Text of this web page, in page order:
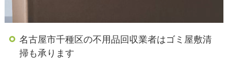
名古屋市千種区の不用品回収業者はゴミ屋敷清
掃も承ります